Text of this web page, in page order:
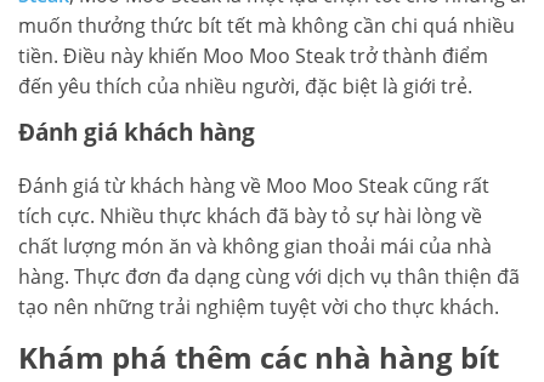
muốn thưởng thức bít tết mà không cần chi quá nhiều
tiền. Điều này khiến Moo Moo Steak trở thành điểm
đến yêu thích của nhiều người, đặc biệt là giới trẻ.
Đánh giá khách hàng
Đánh giá từ khách hàng về Moo Moo Steak cũng rất
tích cực. Nhiều thực khách đã bày tỏ sự hài lòng về
chất lượng món ăn và không gian thoải mái của nhà
hàng. Thực đơn đa dạng cùng với dịch vụ thân thiện đã
tạo nên những trải nghiệm tuyệt vời cho thực khách.
Khám phá thêm các nhà hàng bít